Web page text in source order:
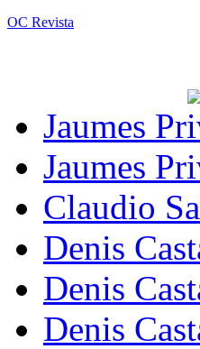
OC Revista
Jaumes
Jaumes
Claudio
Denis
Denis
Denis